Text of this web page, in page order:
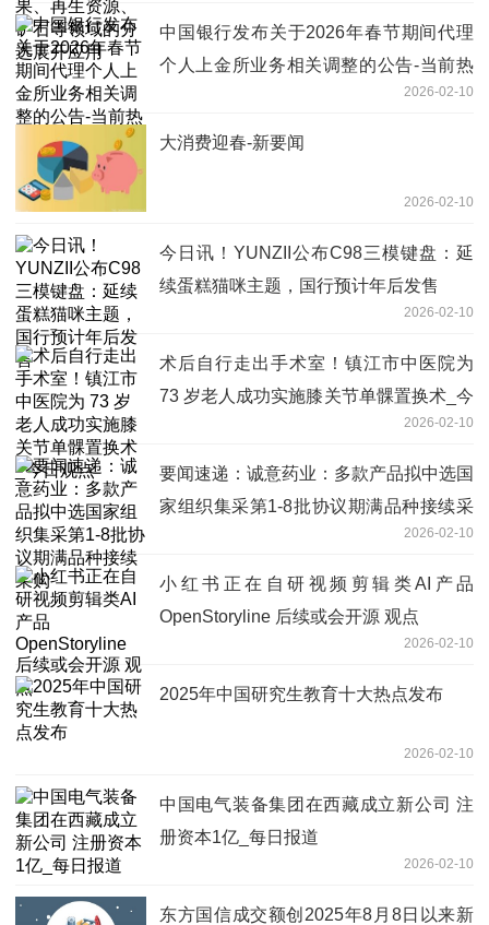
中国银行发布关于2026年春节期间代理
个人上金所业务相关调整的公告-当前热
2026-02-10
大消费迎春-新要闻
2026-02-10
今日讯！YUNZII公布C98三模键盘：延
续蛋糕猫咪主题，国行预计年后发售
2026-02-10
术后自行走出手术室！镇江市中医院为
73 岁老人成功实施膝关节单髁置换术_今
2026-02-10
要闻速递：诚意药业：多款产品拟中选国
家组织集采第1-8批协议期满品种接续采
2026-02-10
小红书正在自研视频剪辑类AI产品
OpenStoryline 后续或会开源 观点
2026-02-10
2025年中国研究生教育十大热点发布
2026-02-10
中国电气装备集团在西藏成立新公司 注
册资本1亿_每日报道
2026-02-10
东方国信成交额创2025年8月8日以来新